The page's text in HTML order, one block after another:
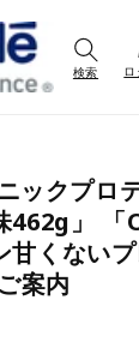
検索 ロ
ックプロ
462g」
甘くない
案内